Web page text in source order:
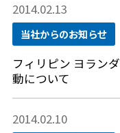
2014.02.13
当社からのお知らせ
フィリピン ヨラン
動について
2014.02.10